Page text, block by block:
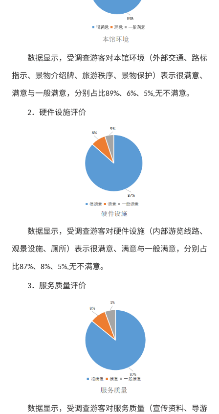
数据显示，受调查游客对本馆环境（外部交通、路标
指示、景物介绍牌、旅游秩序、景物保护）表示很满意、
满意与一般满意，分别占比89%、 6%、 5%,无不满意。
2．硬件设施评价
数据显示，受调查游客对硬件设施（内部游览线路、
观景设施、厕所）表示很满意、满意与一般满意，分别占
比87%、 8%、 5%,无不满意。
3．服务质量评价
数据显示，受调查游客对服务质量（宣传资料、导游